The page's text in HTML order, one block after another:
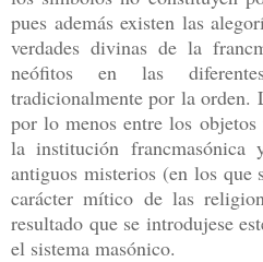
pues además existen las
verdades divinas de la
neófitos en las
tradicionalmente por la orden.
por lo menos entre los
la institución francmasónica
antiguos misterios (en los que
carácter mítico de las
resultado que se introdujese
el sistema masónico.